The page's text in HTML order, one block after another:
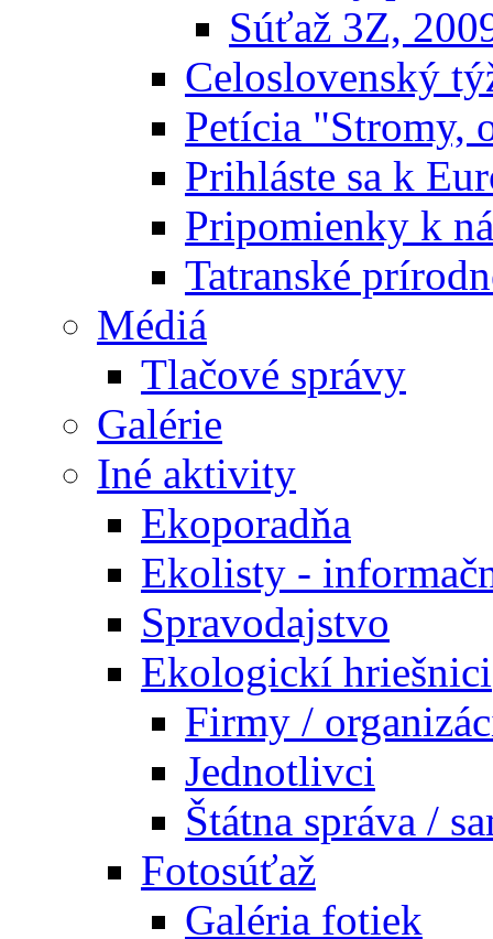
Súťaž 3Z,
Celoslovenský
Petícia "Stromy,
Prihláste sa k
Pripomienky k
Tatranské
Médiá
Tlačové správy
Galérie
Iné aktivity
Ekoporadňa
Ekolisty -
Spravodajstvo
Ekologickí hriešnici
Firmy /
Jednotlivci
Štátna správa /
Fotosúťaž
Galéria fotiek